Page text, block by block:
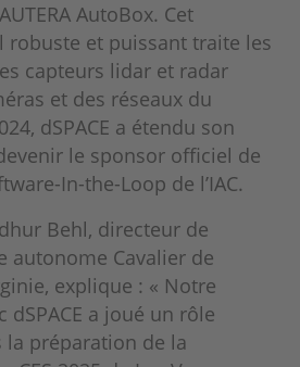
AutoBox. Cet
robuste et puissant traite les
capteurs lidar et radar
et des réseaux du
dSPACE a étendu son
le sponsor officiel de
In-the-Loop de l’IAC.
Behl, directeur de
autonome Cavalier de
explique : « Notre
a joué un rôle
préparation de la